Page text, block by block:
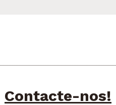
Contacte-nos!